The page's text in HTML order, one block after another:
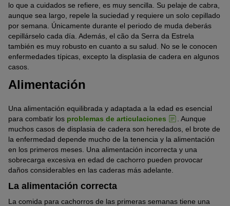
lo que a cuidados se refiere, es muy sencilla. Su pelaje de cabra,
aunque sea largo, repele la suciedad y requiere un solo cepillado
por semana. Únicamente durante el periodo de muda deberás
cepillárselo cada día. Además, el cão da Serra da Estrela
también es muy robusto en cuanto a su salud. No se le conocen
enfermedades típicas, excepto la displasia de cadera en algunos
casos.
Alimentación
Una alimentación equilibrada y adaptada a la edad es esencial
para combatir los problemas de articulaciones
. Aunque
muchos casos de displasia de cadera son heredados, el brote de
la enfermedad depende mucho de la tenencia y la alimentación
en los primeros meses. Una alimentación incorrecta y una
sobrecarga excesiva en edad de cachorro pueden provocar
daños considerables en las caderas más adelante.
La alimentación correcta
La comida para cachorros de las primeras semanas tiene una